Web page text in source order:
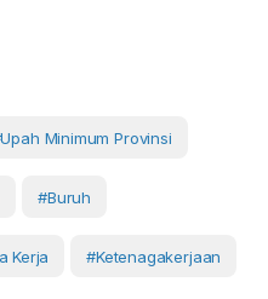
Minimum Provinsi
#Buruh
Kerja #Ketenagakerjaan